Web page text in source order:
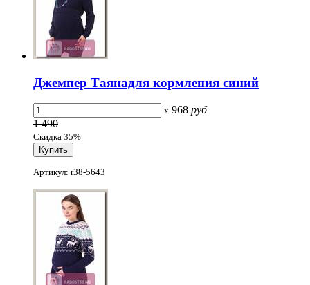
Джемпер Таянадля кормления синий
x 968 руб
1 490
Скидка 35%
Артикул: r38-5643